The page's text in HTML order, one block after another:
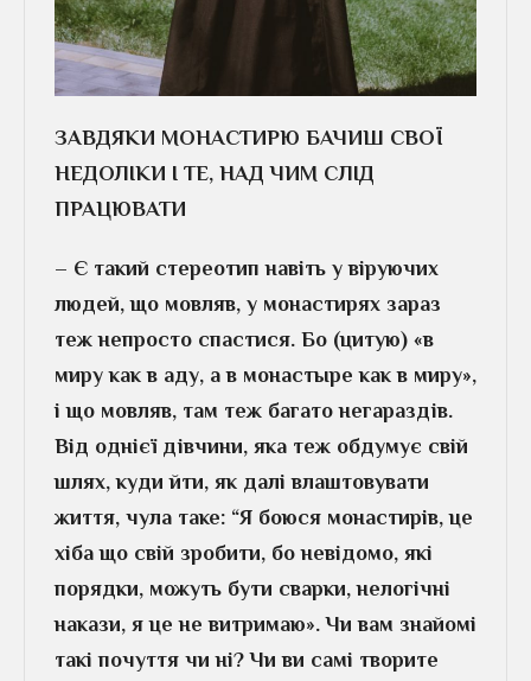
ЗАВДЯКИ МОНАСТИРЮ БАЧИШ СВОЇ
НЕДОЛІКИ І ТЕ, НАД ЧИМ СЛІД
ПРАЦЮВАТИ
– Є такий стереотип навіть у віруючих
людей, що мовляв, у монастирях зараз
теж непросто спастися. Бо (цитую) «в
миру как в аду, а в монастыре как в миру»,
і що мовляв, там теж багато негараздів.
Від однієї дівчини, яка теж обдумує свій
шлях, куди йти, як далі влаштовувати
життя, чула таке: “Я боюся монастирів, це
хіба що свій зробити, бо невідомо, які
порядки, можуть бути сварки, нелогічні
накази, я це не витримаю». Чи вам знайомі
такі почуття чи ні? Чи ви самі творите